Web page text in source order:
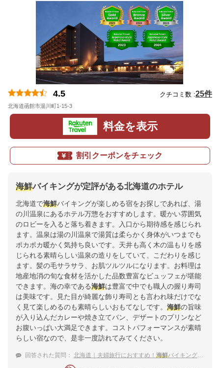
4.5 クチコミ数 :25件
北海道函館市湯川町1-15-3
料金を表示
割引クーポンをチェック
海鮮バイキングが定評がある北海道のホテル
北海道で海鮮バイキングが楽しめる宿をお探しであれば、湯
の川温泉にあるホテル万惣をおすすめします。暖かい雰囲気
のロビーを入ると落ち着きます。入口から期待感を感じられ
ます。温泉は湯の川温泉で湯質は柔らかく身体がいつまでも
ポカポカ暖かく気持ち良いです。天井も高く木の温もりを感
じられる素晴らしい温泉の造りをしていて、こだわりを感じ
ます。髪の毛サラサラ、お肌ツルツルになります。お料理は
地産地消の旬な食材を活かした品数豊富なビュッフェが堪能
できます。海の幸である海鮮は豊富で中でも職人の握り寿司
は美味です。見た目が綺麗な飾り寿司とも言われ味だけでな
く見て楽しめるのも素晴らしいおもてなしです。 海鮮の旨味
が入り込んだカレーや焼き立てパン、デザートのプリンなど
お腹いっぱい大満足できます。コストパフォーマンスが素晴
らしい宿なので、是非一度訪れてみてください。
回答された質問： 北海道｜夫婦旅行におすすめ！ 海鮮バイキングがある宿は？